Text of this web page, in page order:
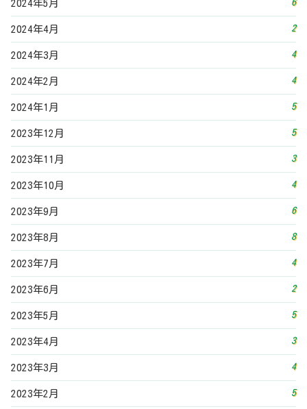
2024年5月 6
2024年4月 2
2024年3月 4
2024年2月 4
2024年1月 5
2023年12月 5
2023年11月 3
2023年10月 4
2023年9月 6
2023年8月 8
2023年7月 4
2023年6月 2
2023年5月 5
2023年4月 3
2023年3月 4
2023年2月 5